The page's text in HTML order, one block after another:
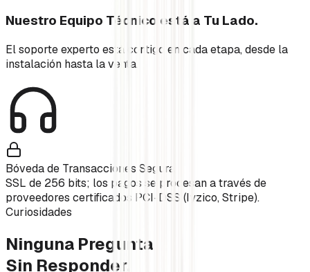
Nuestro Equipo Técnico está a Tu Lado.
El soporte experto está contigo en cada etapa, desde la
instalación hasta la venta.
Bóveda de Transacciones Segura
SSL de 256 bits; los pagos se procesan a través de
proveedores certificados PCI-DSS (Iyzico, Stripe).
Curiosidades
Ninguna Pregunta
Sin Responder.